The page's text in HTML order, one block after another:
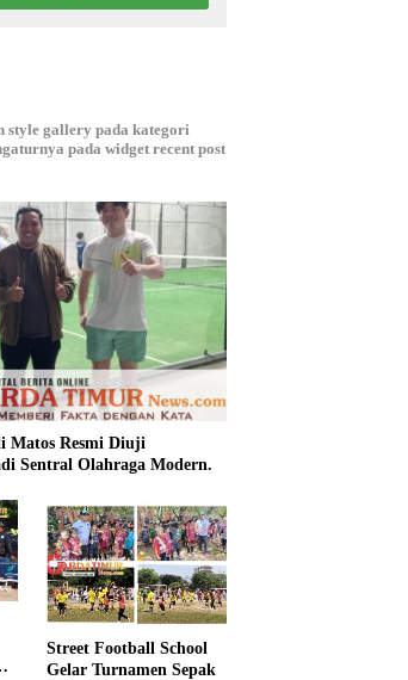
style gallery pada kategori
pada widget recent post
Matos Resmi Diuji
Sentral Olahraga Modern.
Street Football School
Gelar Turnamen Sepak